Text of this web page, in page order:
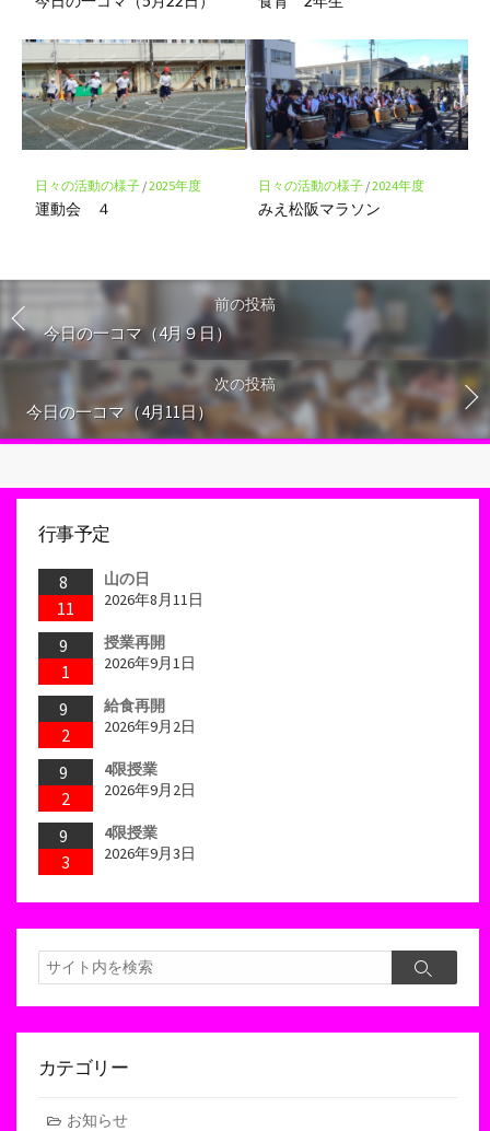
日々の活動の様子/2025年度
運動会 ４
日々の活動の様子/2024年度
みえ松阪マラソン
前の投稿
今日の一コマ（4月９日）
次の投稿
今日の一コマ（4月11日）
行事予定
8
11
山の日
2026年8月11日
9
1
授業再開
2026年9月1日
9
2
給食再開
2026年9月2日
9
2
4限授業
2026年9月2日
9
3
4限授業
2026年9月3日
検
索
検
カテゴリー
お知らせ